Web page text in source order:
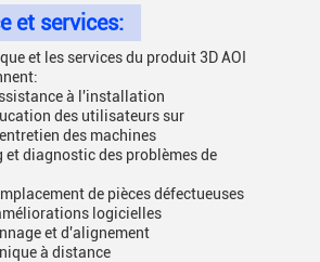
et services:
et les services du produit 3D AOI
à l'installation
des utilisateurs sur
des machines
et diagnostic des problèmes de
de pièces défectueuses
logicielles
et d'alignement
à distance